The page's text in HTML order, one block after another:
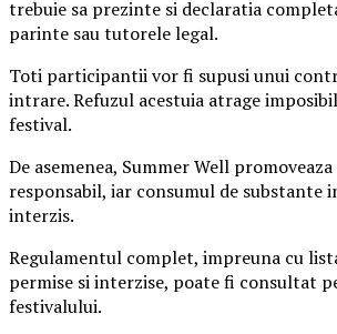
trebuie sa prezinte si declaratia
parinte sau tutorele legal.
Toti participantii vor fi supusi unui
intrare. Refuzul acestuia atrage
festival.
De asemenea, Summer Well
responsabil, iar consumul de substante
interzis.
Regulamentul complet, impreuna cu
permise si interzise, poate fi consultat
festivalului.